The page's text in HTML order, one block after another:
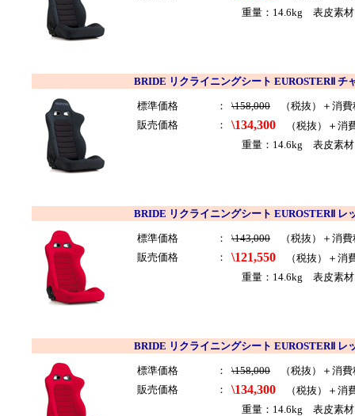
重量：14.6kg 表皮素
BRIDE リクライニングシート EUROSTERⅡ
標準価格 ： \158,000 （税抜）＋消費
販売価格
： \134,300 （税抜）＋消
重量：14.6kg 表皮素材
BRIDE リクライニングシート EUROSTERⅡ
標準価格 ： \143,000 （税抜）＋消費
販売価格
： \121,550 （税抜）＋消
重量：14.6kg 表皮素
BRIDE リクライニングシート EUROSTERⅡ
標準価格 ： \158,000 （税抜）＋消費
販売価格
： \134,300 （税抜）＋消
重量：14.6kg 表皮素材